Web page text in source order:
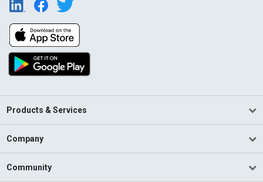
Products & Services
Company
Community